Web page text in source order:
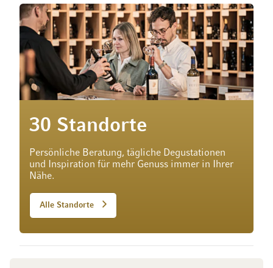
30 Standorte
Persönliche Beratung, tägliche Degustationen
und Inspiration für mehr Genuss immer in Ihrer
Nähe.
Alle Standorte